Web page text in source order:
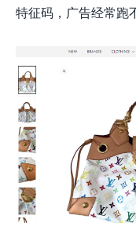
特征码，广告经常跑